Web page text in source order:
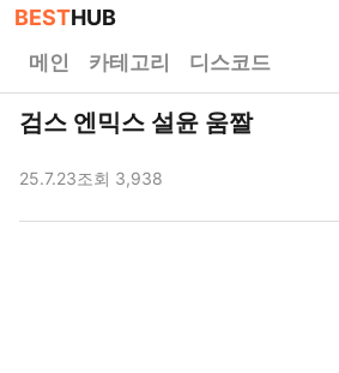
BESTHUB
메인 카테고리 디스코드
검스 엔믹스 설윤 움짤
25.7.23조회 3,938